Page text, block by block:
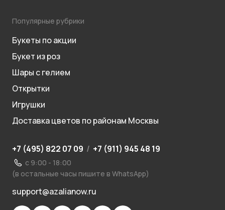
Популярные рубрики
Букеты по акции
Букет из роз
Шары с гелием
Открытки
Игрушки
Доставка цветов по районам Москвы
+7 (495) 822 07 09 / +7 (911) 945 48 19
с 9:00 - 18:00
(в остальные часы пишите в WhatsApp)
support@azalianow.ru